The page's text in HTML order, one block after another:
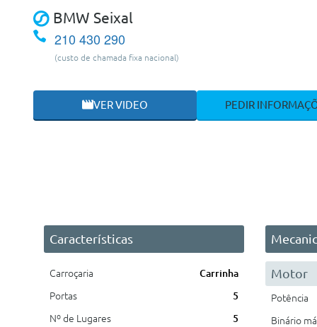
BMW Seixal
210 430 290
(custo de chamada fixa nacional)
VER VIDEO PEDIR
Características
Carroçaria
Carrinha
Portas
5
Nº de Lugares
5
Motor
Potência
Binário